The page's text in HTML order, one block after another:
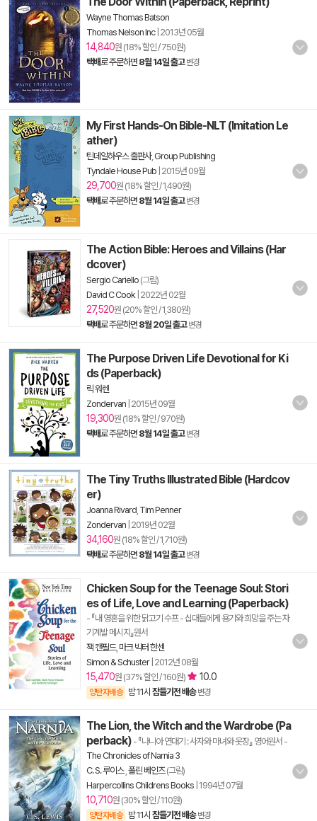
Wayne Thomas Batson
Thomas Nelson Inc| 2013년 05월
14,840원 (18% 할인 / 750원)
택배로 주문하면 8월 14일 출고 변경
My First Hands-On Bible-NLT (Imitation Le
ather)
틴데일하우스 출판사, Group Publishing
Tyndale House Pub 2015년 09월
29,700원 (18% 할인 / 1,490원)
택배로 주문하면 8월 14일 출고 변경
The Action Bible: Heroes and Villains (Har
dcover)
Sergio Cariello (그림)
David C Cook| 2022년 02월
27,520원 (20% 할인 / 1,380원)
택배로 주문하면 8월 20일 출고 변경
The Purpose Driven Life Devotional for Ki
ds (Paperback)
릭 워렌
Zondervan 2015년 09월
19,300원 (18% 할인 / 970원)
택배로 주문하면 8월 14일 출고 변경
The Tiny Truths Illustrated Bible (Hardcov
er)
Joanna Rivard Tim Penner
Zondervan 2019년 02월
34,160원 (18% 할인 / 1,710원)
택배로 주문하면 8월 14일 출고 변경
Chicken Soup for the Teenage Soul: Stori
es of Life, Love and Learning (Paperback)
- 『내 영혼을 위한 닭고기 수프 - 십대들에게 용기와 희망을 주는 자
기계발 메시지』원서
잭 캔필드, 마크 빅터 한센
Simon & Schuster| 2012년 08월
15,470원 (37% 할인 / 160원) 10.0
양탄자배송 밤 11시 잠들기전 배송 변경
The Lion, the Witch and the Wardrobe (Pa
perback) - 『나니아 연대기 : 사자와 마녀와 옷장』 영어원서 -
The Chronicles of Narnia 3
C. S. 루이스, 폴린 베인즈(그림)
Harpercollins Childrens Books 1994년 07월
10,710원 (30% 할인 / 110원)
양탄자배송 밤 11시 잠들기전 배송 변경